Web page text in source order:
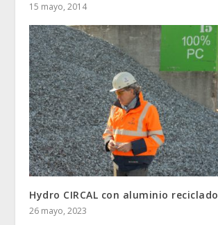
15 mayo, 2014
Hydro CIRCAL con aluminio reciclado
26 mayo, 2023